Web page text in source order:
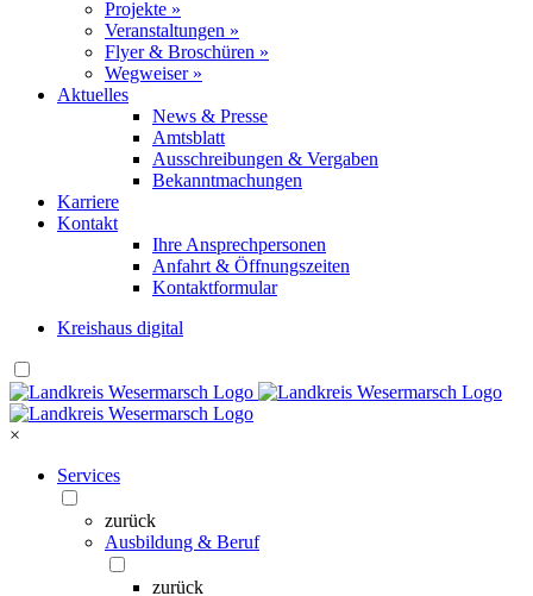
Projekte »
Veranstaltungen »
Flyer & Broschüren »
Wegweiser »
Aktuelles
News & Presse
Amtsblatt
Ausschreibungen & Vergaben
Bekanntmachungen
Karriere
Kontakt
Ihre Ansprechpersonen
Anfahrt & Öffnungszeiten
Kontaktformular
Kreishaus digital
×
Services
zurück
Ausbildung & Beruf
zurück